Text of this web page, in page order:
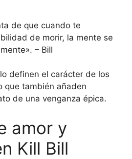
de que cuando te
de morir, la mente se
– Bill
definen el carácter de los
que también añaden
de una venganza épica.
amor y
Kill Bill